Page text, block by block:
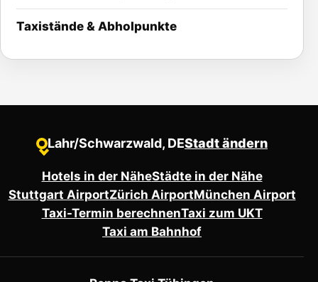
Taxistände & Abholpunkte
●Lahr/Schwarzwald, DEStadt ändern
Hotels in der NäheStädte in der Nähe
Stuttgart AirportZürich AirportMünchen Airport
Taxi-Termin berechnenTaxi zum UKT
Taxi am Bahnhof